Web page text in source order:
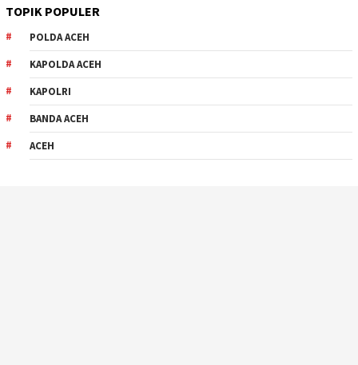
TOPIK POPULER
POLDA ACEH
KAPOLDA ACEH
KAPOLRI
BANDA ACEH
ACEH